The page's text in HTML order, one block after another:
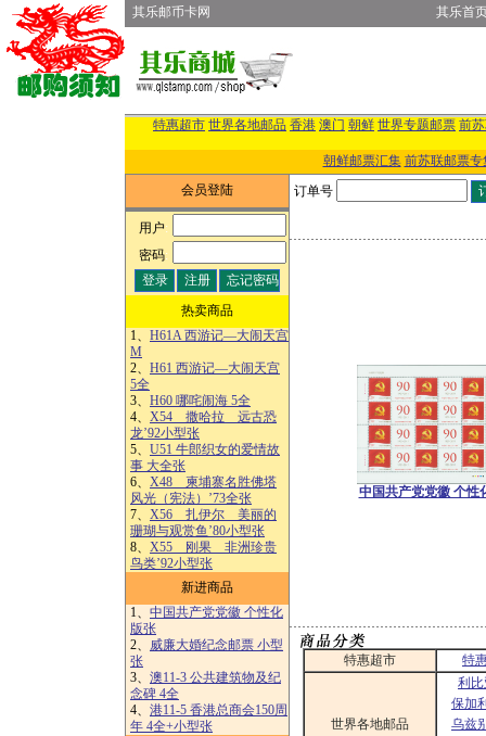
其乐邮币卡网 其乐首
特惠超市 世界各地邮品 香港 澳门 朝鲜 世界专题邮票 前
朝鲜邮票汇集 前苏联邮票专
会员登陆
用户:
密码:
热卖商品
1、 H61A 西游记—大闹天宫
M
2、 H61 西游记—大闹天宫
5全
3、 H60 哪咤闹海 5全
4、 X54 撒哈拉 远古恐
龙’92小型张
5、 U51 牛郎织女的爱情故
事 大全张
6、 X48 柬埔寨名胜佛塔
风光（宪法）’73全张
7、 X56 扎伊尔 美丽的
珊瑚与观赏鱼’80小型张
8、 X55 刚果 非洲珍贵
鸟类’92小型张
新进商品
1、 中国共产党党徽 个性化
版张
2、 威廉大婚纪念邮票 小型
张
3、 澳11-3 公共建筑物及纪
念碑 4全
4、 港11-5 香港总商会150周
年 4全+小型张
订单号
中国共产党党徽 个性
特惠超市 特
世界各地邮品
利
保加
乌兹